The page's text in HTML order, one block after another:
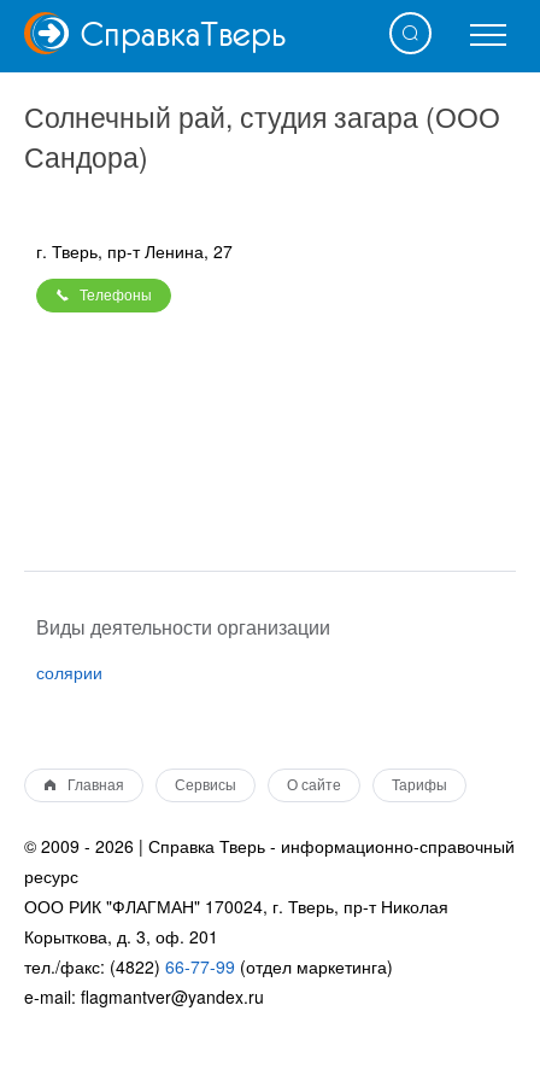
СправкаТверь
Солнечный рай, студия загара (ООО
Сандора)
г. Тверь, пр-т Ленина, 27
Телефоны
Виды деятельности организации
солярии
Главная Сервисы О сайте Тарифы
© 2009 - 2026 | Справка Тверь - информационно-справочный
ресурс
ООО РИК "ФЛАГМАН" 170024, г. Тверь, пр-т Николая
Корыткова, д. 3, оф. 201
тел./факс: (4822) 66-77-99 (отдел маркетинга)
e-mail: flagmantver@yandex.ru